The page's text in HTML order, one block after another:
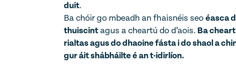
duit.
Ba chóir go mbeadh an fhaisnéis seo éasca
thuiscint agus a cheartú do d’aois. Ba
rialtas agus do dhaoine fásta i do shaol a
gur áit shábháilte é an t-idirlíon.